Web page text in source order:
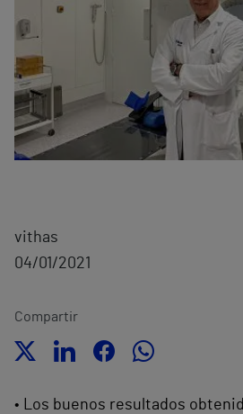
vithas
04/01/2021
Compartir
• Los buenos resultados